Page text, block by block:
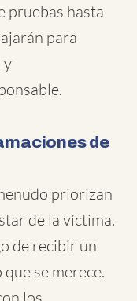
pruebas hasta
para
y
de
priorizan
de la víctima.
de recibir un
se merece.